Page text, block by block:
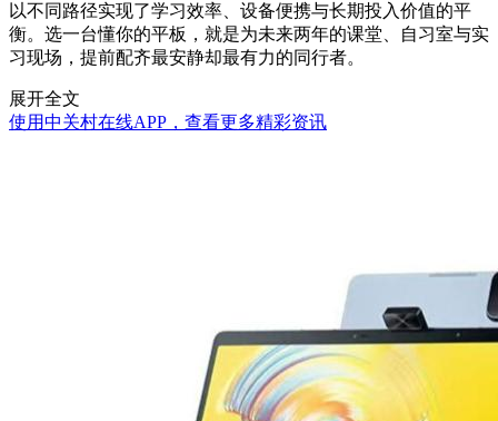
以不同路径实现了学习效率、设备便携与长期投入价值的平
衡。选一台懂你的平板，就是为未来两年的课堂、自习室与实
习现场，提前配齐最安静却最有力的同行者。
展开全文
使用中关村在线APP，查看更多精彩资讯